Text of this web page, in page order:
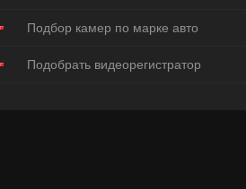
Подбор камер по марке авто
Подобрать видеорегистратор